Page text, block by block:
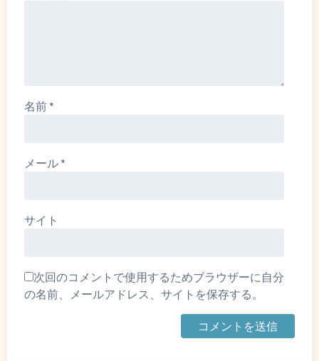
名前*
メール*
サイト
次回のコメントで使用するためブラウザーに自分
の名前、メールアドレス、サイトを保存する。